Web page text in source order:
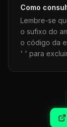
Como
Lembre-se
o sufixo do
o código da
' ' para